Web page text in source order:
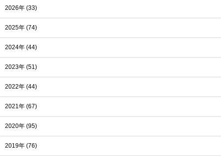
2026年 (33)
2025年 (74)
2024年 (44)
2023年 (51)
2022年 (44)
2021年 (67)
2020年 (95)
2019年 (76)